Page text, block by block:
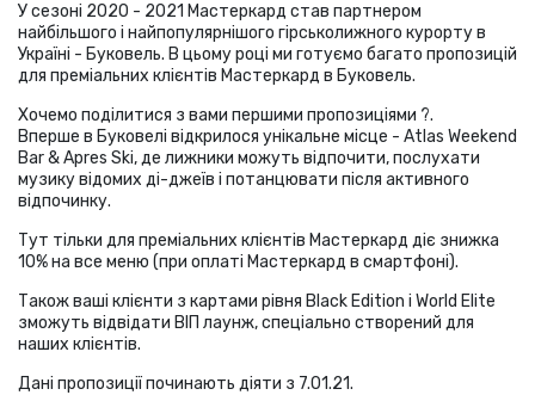
У сезоні 2020 - 2021 Мастеркард став партнером
найбільшого і найпопулярнішого гірськолижного курорту в
Україні - Буковель. В цьому році ми готуємо багато пропозицій
для преміальних клієнтів Мастеркард в Буковель.
Хочемо поділитися з вами першими пропозиціями ?.
Вперше в Буковелі відкрилося унікальне місце - Atlas Weekend
Bar & Apres Ski, де лижники можуть відпочити, послухати
музику відомих ді-джеїв і потанцювати після активного
відпочинку.
Тут тільки для преміальних клієнтів Мастеркард діє знижка
10% на все меню (при оплаті Мастеркард в смартфоні).
Також ваші клієнти з картами рівня Black Edition і World Еlite
зможуть відвідати ВІП лаунж, спеціально створений для
наших клієнтів.
Дані пропозиції починають діяти з 7.01.21.